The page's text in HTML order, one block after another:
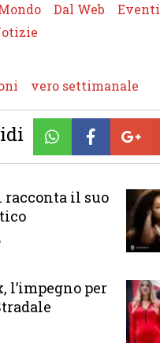
Dal Web
Eventi
vero settimanale
il suo
l’impegno per